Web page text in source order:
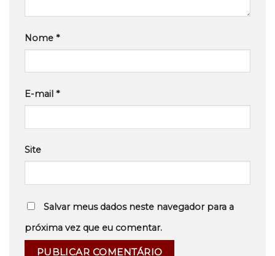
Nome *
E-mail *
Site
Salvar meus dados neste navegador para a
próxima vez que eu comentar.